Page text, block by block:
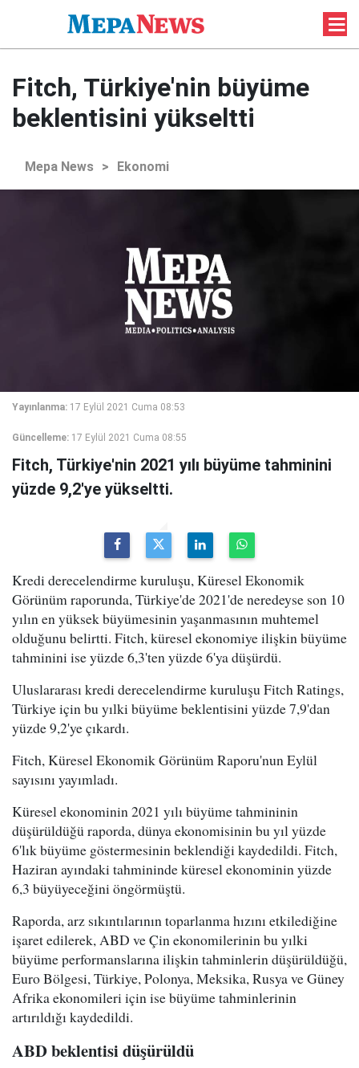
Fitch, Türkiye'nin büyüme
beklentisini yükseltti
Mepa News > Ekonomi
Yayınlanma: 17 Eylül 2021 Cuma 08:53
Güncelleme: 17 Eylül 2021 Cuma 08:55
Fitch, Türkiye'nin 2021 yılı büyüme tahminini
yüzde 9,2'ye yükseltti.
Kredi derecelendirme kuruluşu, Küresel Ekonomik
Görünüm raporunda, Türkiye'de 2021'de neredeyse son 10
yılın en yüksek büyümesinin yaşanmasının muhtemel
olduğunu belirtti. Fitch, küresel ekonomiye ilişkin büyüme
tahminini ise yüzde 6,3'ten yüzde 6'ya düşürdü.
Uluslararası kredi derecelendirme kuruluşu Fitch Ratings,
Türkiye için bu yılki büyüme beklentisini yüzde 7,9'dan
yüzde 9,2'ye çıkardı.
Fitch, Küresel Ekonomik Görünüm Raporu'nun Eylül
sayısını yayımladı.
Küresel ekonominin 2021 yılı büyüme tahmininin
düşürüldüğü raporda, dünya ekonomisinin bu yıl yüzde
6'lık büyüme göstermesinin beklendiği kaydedildi. Fitch,
Haziran ayındaki tahmininde küresel ekonominin yüzde
6,3 büyüyeceğini öngörmüştü.
Raporda, arz sıkıntılarının toparlanma hızını etkilediğine
işaret edilerek, ABD ve Çin ekonomilerinin bu yılki
büyüme performanslarına ilişkin tahminlerin düşürüldüğü,
Euro Bölgesi, Türkiye, Polonya, Meksika, Rusya ve Güney
Afrika ekonomileri için ise büyüme tahminlerinin
artırıldığı kaydedildi.
ABD beklentisi düşürüldü